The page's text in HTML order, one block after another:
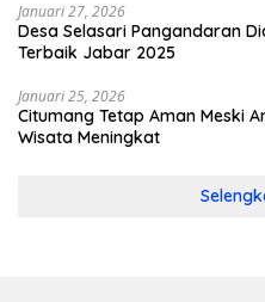
Januari 27, 2026
Desa Selasari Pangandaran
Terbaik Jabar 2025
Januari 25, 2026
Citumang Tetap Aman Meski
Wisata Meningkat